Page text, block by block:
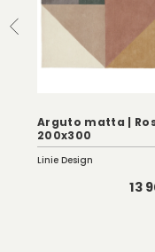
Arguto matta |
200x300
Linie Design
13